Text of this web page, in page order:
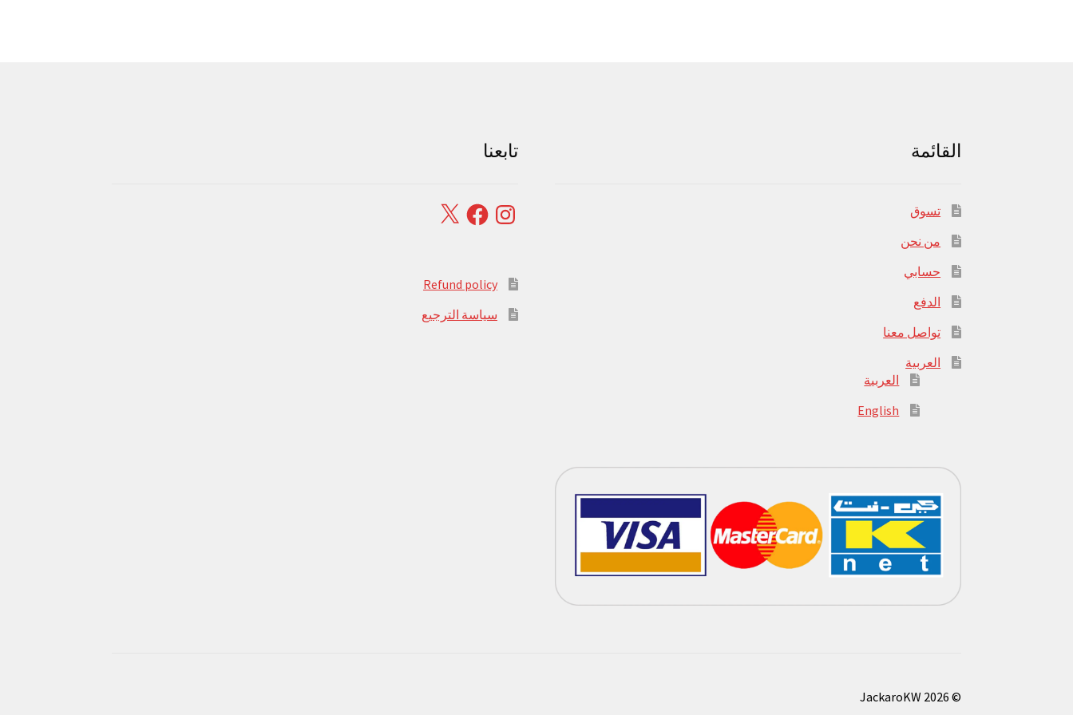
القائمة
تسوق
من نحن
حسابي
الدفع
تواصل معنا
العربية
العربية
English
تابعنا
Instagram
Facebook
X
Refund policy
سياسة الترجيع
© JackaroKW 2026